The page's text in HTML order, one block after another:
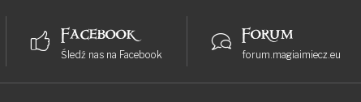
Facebook
Śledź nas na Facebook
Forum
forum.magiaimiecz.eu